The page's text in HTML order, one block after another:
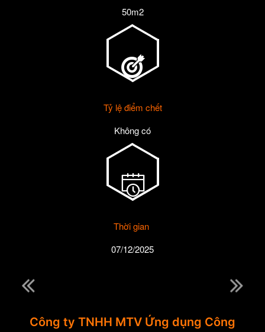
50m2
Tỷ lệ điểm chết
Không có
Thời gian
07/12/2025
Công ty TNHH MTV Ứng dụng Công